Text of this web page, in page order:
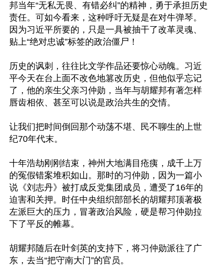
邦当年“无私无畏、有错必纠”的精神，勇于承担历史
责任。可如今看来，这种呼吁无疑是在对牛弹琴。
因为习近平所要的，只是一具被抽干了改革灵魂、
贴上“绝对忠诚”标签的政治僵尸！
历史的讽刺，往往比文学作品还要惊心动魄。习近
平今天在台上面不改色地篡改历史，但他似乎忘记
了，他的亲生父亲习仲勋，当年与胡耀邦有著怎样
唇齿相依、甚至可以说是政治共生的交情。
让我们把时间倒回那个动荡不堪、民不聊生的上世
纪70年代末。
十年浩劫刚刚结束，神州大地满目疮痍，成千上万
的冤假错案堆积如山。那时的习仲勋，因为一篇小
说《刘志丹》被打成反党集团成员，遭受了16年的
迫害和关押。时任中央组织部部长的胡耀邦顶著极
左派巨大的压力，冒著政治风险，硬是帮习仲勋拉
下了平反的帷幕。
胡耀邦随后在叶剑英的支持下，将习仲勋派往了广
东，去当“把守南大门”的官员。